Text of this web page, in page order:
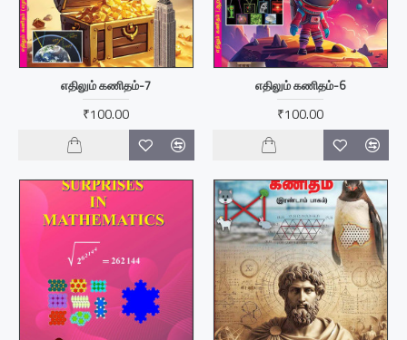
எதிலும் கணிதம்-7
₹100.00
எதிலும் கணிதம்-6
₹100.00